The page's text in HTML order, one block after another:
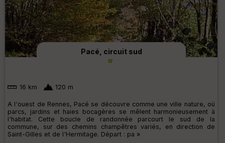
Pacé, circuit sud
16 km 120 m
A l'ouest de Rennes, Pacé se découvre comme une ville nature, où
parcs, jardins et haies bocagères se mêlent harmonieusement à
l'habitat. Cette boucle de randonnée parcourt le sud de la
commune, sur des chemins champêtres variés, en direction de
Saint-Gilles et de l'Hermitage. Départ : pa »